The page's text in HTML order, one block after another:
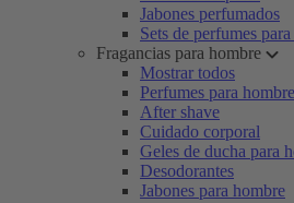
Jabones perfumados
Sets de perfumes
Fragancias para hombre
Mostrar todos
Perfumes para hombre
After shave
Cuidado corporal
Geles de ducha para
Desodorantes
Jabones para hombre